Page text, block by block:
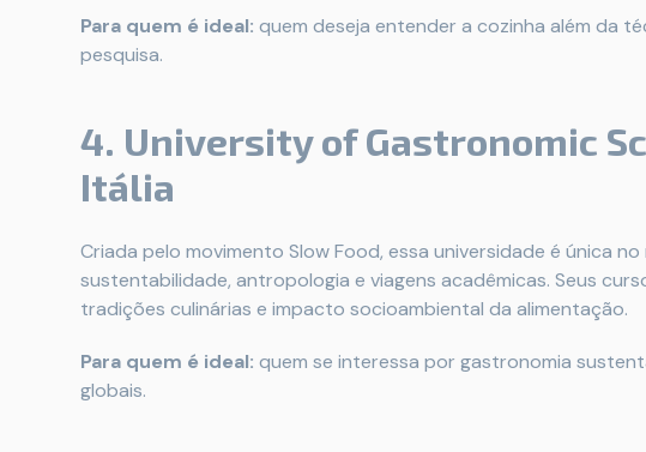
Para quem é ideal: quem deseja entender a cozinha além da
pesquisa.
4. University of Gastronomic
Itália
Criada pelo movimento Slow Food, essa universidade é única
sustentabilidade, antropologia e viagens acadêmicas. Seus
tradições culinárias e impacto socioambiental da alimentação.
Para quem é ideal: quem se interessa por gastronomia
globais.